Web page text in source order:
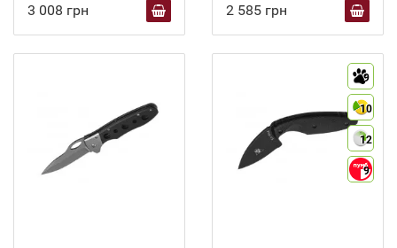
3 008 грн 2 585 грн
9
10
12
9